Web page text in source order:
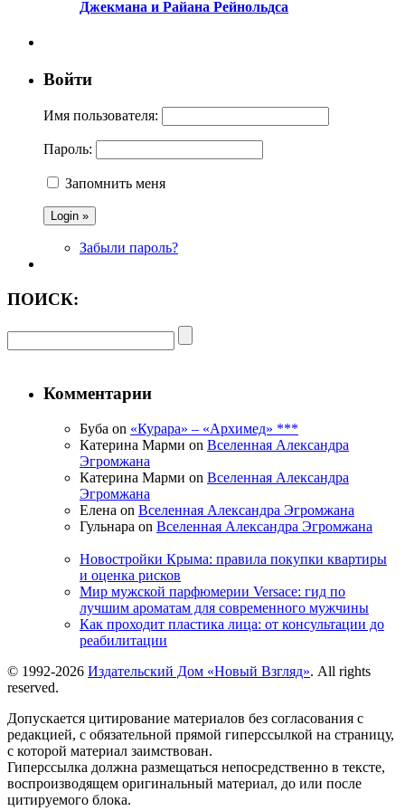
Джекмана и Райана Рейнольдса
Войти
Имя пользователя:
Пароль:
Запомнить меня
Забыли пароль?
ПОИСК:
Комментарии
Буба on «Курара» – «Архимед» ***
Катерина Марми on Вселенная Александра
Эгромжана
Катерина Марми on Вселенная Александра
Эгромжана
Елена on Вселенная Александра Эгромжана
Гульнара on Вселенная Александра Эгромжана
Новостройки Крыма: правила покупки квартиры
и оценка рисков
Мир мужской парфюмерии Versace: гид по
лучшим ароматам для современного мужчины
Как проходит пластика лица: от консультации до
реабилитации
© 1992-2026 Издательский Дом «Новый Взгляд». All rights
reserved.
Допускается цитирование материалов без согласования с
редакцией, с обязательной прямой гиперссылкой на страницу,
с которой материал заимствован.
Гиперссылка должна размещаться непосредственно в тексте,
воспроизводящем оригинальный материал, до или после
цитируемого блока.